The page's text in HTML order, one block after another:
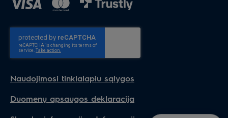
Naudojimosi tinklalapiu sąlygos
Duomenų apsaugos deklaracija